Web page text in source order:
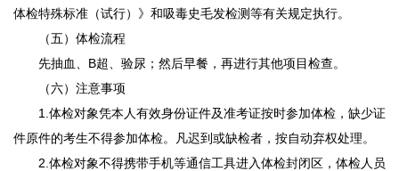
体检特殊标准（试行）》和吸毒史毛发检测等有关规定执行。
（五）体检流程
先抽血、B超、验尿；然后早餐，再进行其他项目检查。
（六）注意事项
1.体检对象凭本人有效身份证件及准考证按时参加体检，缺少证
件原件的考生不得参加体检。凡迟到或缺检者，按自动弃权处理。
2.体检对象不得携带手机等通信工具进入体检封闭区，体检人员